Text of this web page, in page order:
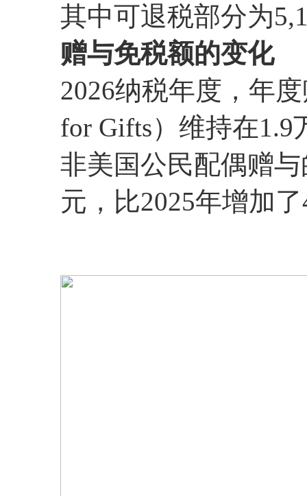
其中可退税部分为
赠与免税额的变化
2026纳税年度，年
for Gifts）维持在1.9
非美国公民配偶赠
元，比2025年增加